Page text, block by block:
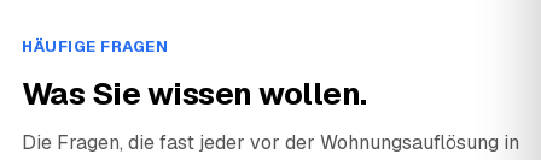
HÄUFIGE FRAGEN
Was Sie wissen wollen.
Die Fragen, die fast jeder vor der Wohnungsauflösung in